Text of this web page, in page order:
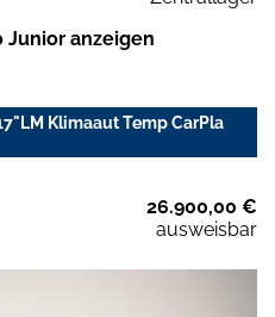
Junior anzeigen
Klimaaut Temp CarPla
26.900,00 €
ausweisbar